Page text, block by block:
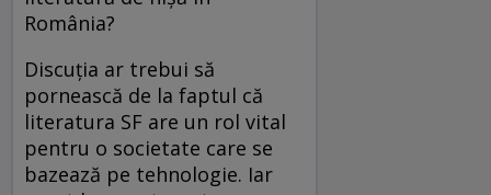
România?
Discuţia ar trebui să
pornească de la faptul că
literatura SF are un rol vital
pentru o societate care se
bazează pe tehnologie. Iar